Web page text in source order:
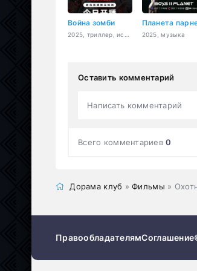
Война зомби
2025, музыка
Оставить комментарий
Написать комментарий
Всего комментариев0
Дорама клуб »Фильмы »
ПравообладателямСоглашение